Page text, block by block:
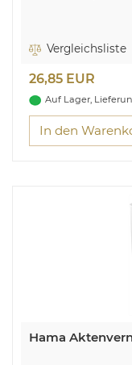
Vergleichsliste
26,85 EUR
Auf Lager,
In den
Hama